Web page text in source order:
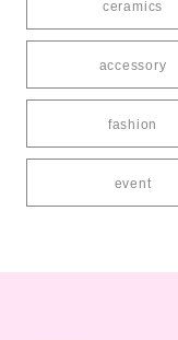
ceramics
accessory
fashion
event